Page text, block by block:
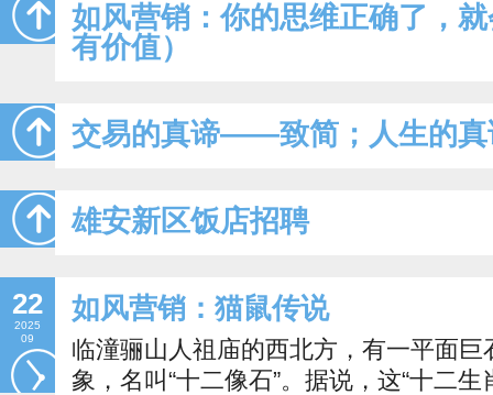
如风营销：你的思维正确了，
有价值）
交易的真谛——致简；人生的
雄安新区饭店招聘
22
2025
09
如风营销：猫鼠传说
临潼骊山人祖庙的西北方，有一平面
象，名叫“十二像石”。据说，这“十二